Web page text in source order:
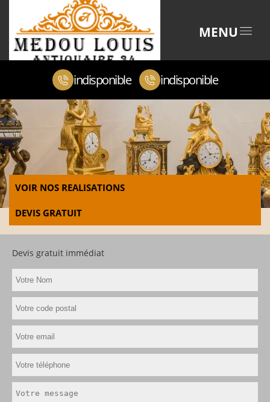
MENU
indisponible indisponible
VOIR NOS REALISATIONS
DEVIS GRATUIT
Devis gratuit immédiat